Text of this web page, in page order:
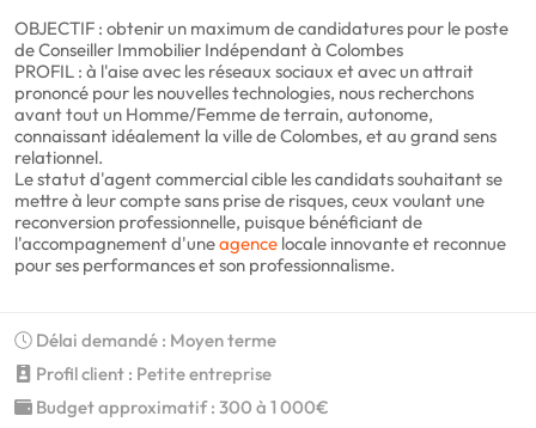
OBJECTIF : obtenir un maximum de candidatures pour le poste
de Conseiller Immobilier Indépendant à Colombes
PROFIL : à l'aise avec les réseaux sociaux et avec un attrait
prononcé pour les nouvelles technologies, nous recherchons
avant tout un Homme/Femme de terrain, autonome,
connaissant idéalement la ville de Colombes, et au grand sens
relationnel.
Le statut d'agent commercial cible les candidats souhaitant se
mettre à leur compte sans prise de risques, ceux voulant une
reconversion professionnelle, puisque bénéficiant de
l'accompagnement d'uneagence locale innovante et reconnue
pour ses performances et son professionnalisme.
Délai demandé : Moyen terme
Profil client : Petite entreprise
Budget approximatif : 300 à 1 000€